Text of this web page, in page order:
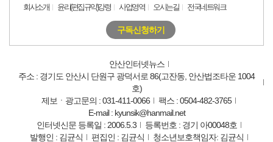
회사소개 윤리(편집규약)강령 사업영역 오시는길 전국네트워크
구독신청하기
안산인터넷뉴스
주소 : 경기도 안산시 단원구 광덕서로 86(고잔동, 안산법조타운 1004
호)
제보ㆍ광고문의 : 031-411-0066
팩스 : 0504-482-3765
E-mail : kyunsik@hanmail.net
인터넷신문 등록일 : 2006.5.3
등록번호 : 경기 아00048호
발행인 : 김균식
편집인 : 김균식 청소년보호책임자: 김균식